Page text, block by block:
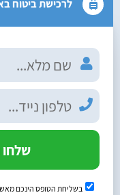
לרכישת ביטוח
שלחו
בשליחת הטופס הינכם